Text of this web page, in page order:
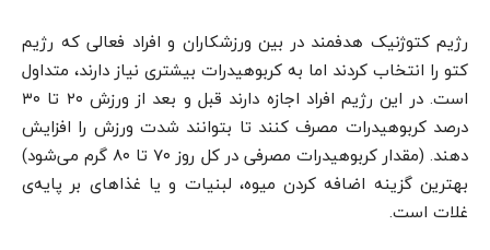
رژیم کتوژنیک هدفمند در بین ورزشکاران و افراد فعالی که رژیم
کتو را انتخاب کردند اما به کربوهیدرات بیشتری نیاز دارند، متداول
است. در این رژیم افراد اجازه دارند قبل و بعد از ورزش ۲۰ تا ۳۰
درصد کربوهیدرات مصرف کنند تا بتوانند شدت ورزش را افزایش
دهند. (مقدار کربوهیدرات مصرفی در کل روز ۷۰ تا ۸۰ گرم می‌شود)
بهترین گزینه اضافه کردن میوه، لبنیات و یا غذاهای بر پایه‌ی
غلات است.